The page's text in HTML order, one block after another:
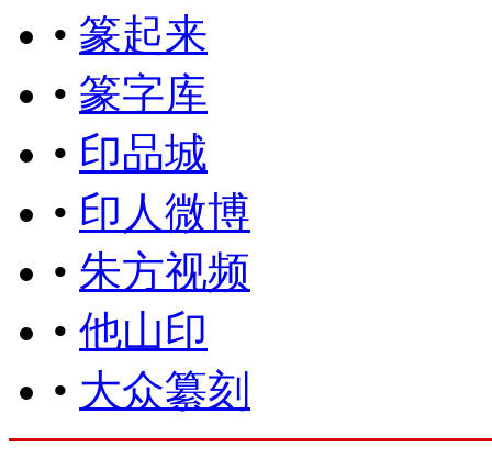
• 篆起来
• 篆字库
• 印品城
• 印人微博
• 朱方视频
• 他山印
• 大众纂刻